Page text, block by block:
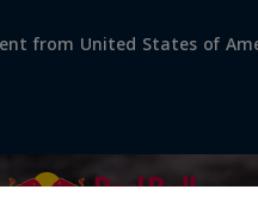
from United States of